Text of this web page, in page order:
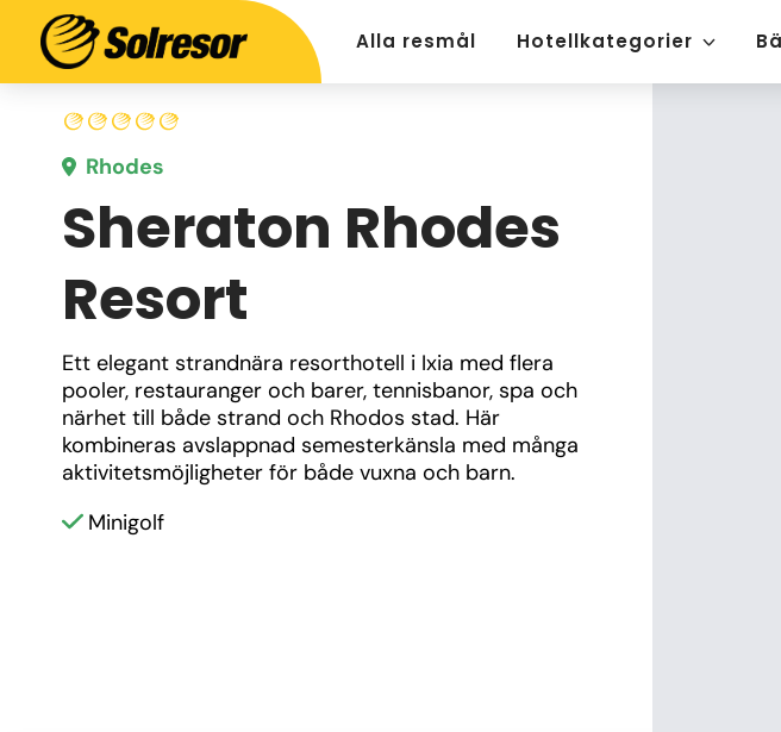
Alla resmål Hotellkategorier
Rhodes
Sheraton Rhodes
Resort
Ett elegant strandnära resorthotell i Ixia med flera
pooler, restauranger och barer, tennisbanor, spa och
närhet till både strand och Rhodos stad. Här
kombineras avslappnad semesterkänsla med många
aktivitetsmöjligheter för både vuxna och barn.
Minigolf